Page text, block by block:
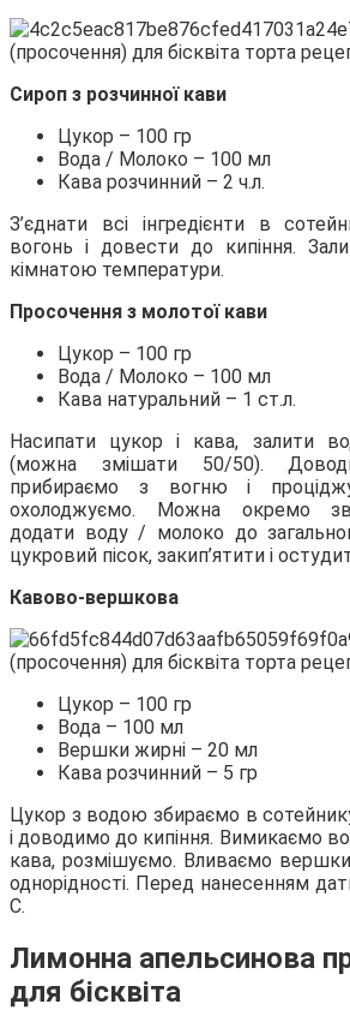
Сироп з розчинної кави
Цукор – 100 гр
Вода / Молоко – 100 мл
Кава розчинний – 2 ч.л.
З’єднати всі інгредієнти в
вогонь і довести до кипіння.
кімнатою температури.
Просочення з молотої кави
Цукор – 100 гр
Вода / Молоко – 100 мл
Кава натуральний – 1 ст.л.
Насипати цукор і кава, залити
(можна змішати 50/50).
прибираємо з вогню і
охолоджуємо. Можна окремо
додати воду / молоко до
цукровий пісок, закип’ятити і
Кавово-вершкова
Цукор – 100 гр
Вода – 100 мл
Вершки жирні – 20 мл
Кава розчинний – 5 гр
Цукор з водою збираємо в
і доводимо до кипіння. Вимикаємо
кава, розмішуємо. Вливаємо
однорідності. Перед нанесенням
С.
Лимонна апельсинова
для бісквіта